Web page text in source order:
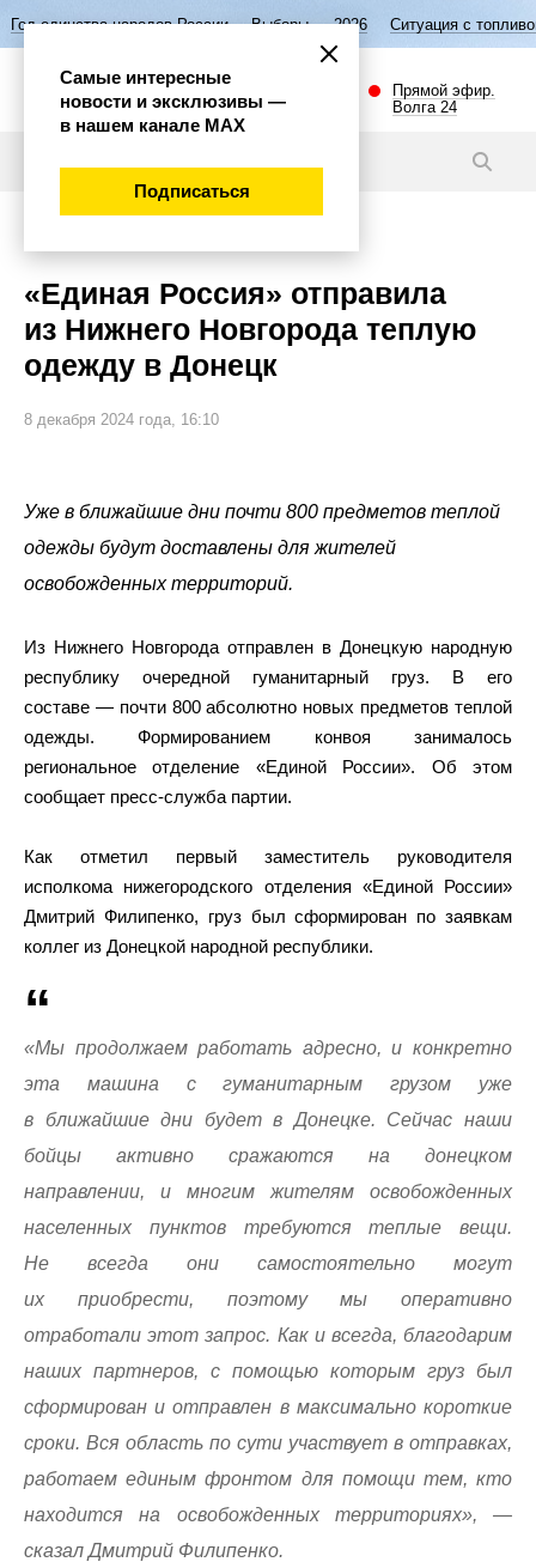
народов России Выборы — 2026 Ситуация с топливом в
Прямой эфир.
Волга 24
«Единая Россия» отправила
из Нижнего Новгорода теплую
одежду в Донецк
8 декабря 2024 года, 16:10
Уже в ближайшие дни почти 800 предметов теплой
одежды будут доставлены для жителей
освобожденных территорий.
Из Нижнего Новгорода отправлен в Донецкую народную
республику очередной гуманитарный груз. В его
составе — почти 800 абсолютно новых предметов теплой
одежды. Формированием конвоя занималось
региональное отделение «Единой России». Об этом
сообщает пресс-служба партии.
Как отметил первый заместитель руководителя
исполкома нижегородского отделения «Единой России»
Дмитрий Филипенко, груз был сформирован по заявкам
коллег из Донецкой народной республики.
«Мы продолжаем работать адресно, и конкретно
эта машина с гуманитарным грузом уже
в ближайшие дни будет в Донецке. Сейчас наши
бойцы активно сражаются на донецком
направлении, и многим жителям освобожденных
населенных пунктов требуются теплые вещи.
Не всегда они самостоятельно могут
их приобрести, поэтому мы оперативно
отработали этот запрос. Как и всегда, благодарим
наших партнеров, с помощью которым груз был
сформирован и отправлен в максимально короткие
сроки. Вся область по сути участвует в отправках,
работаем единым фронтом для помощи тем, кто
находится на освобожденных территориях», —
сказал Дмитрий Филипенко.
Самые интересные
новости и эксклюзивы —
в нашем канале МАХ
Подписаться